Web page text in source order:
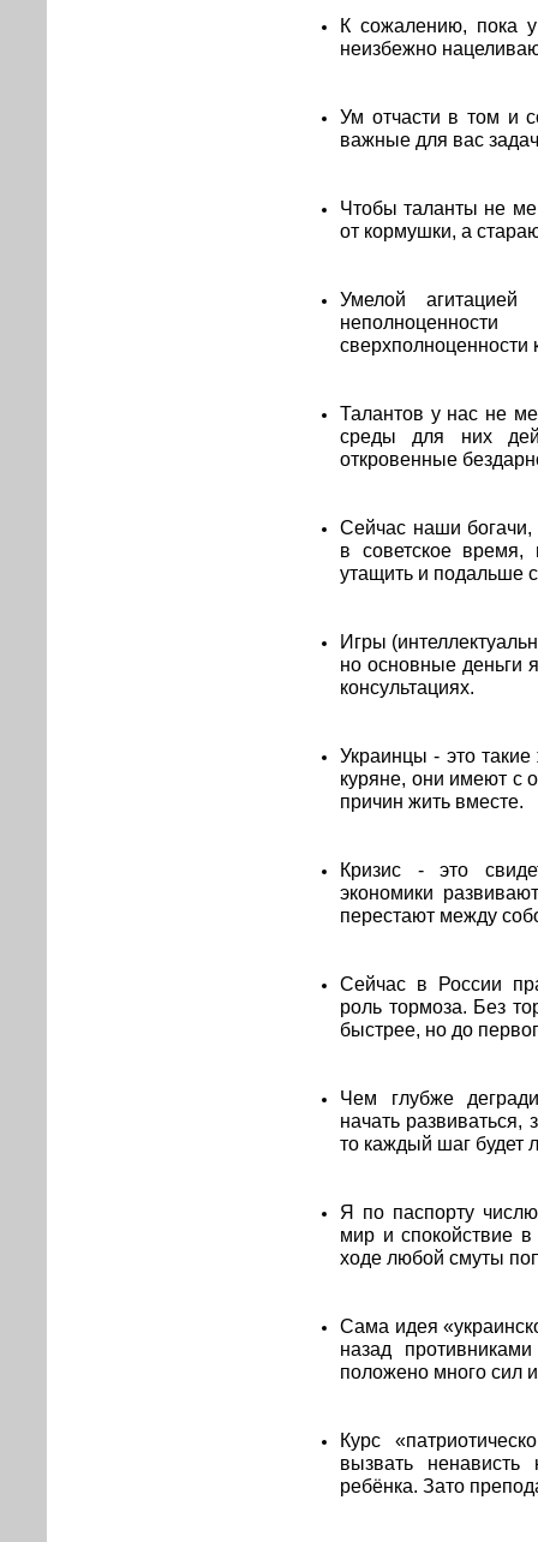
К сожалению, пока
неизбежно
Ум отчасти в том и
важные для вас
Чтобы таланты не
от кормушки, а
Умелой
сверхполноценности
Талантов у нас не
среды для них
откровенные
Сейчас наши
в советское время,
утащить и подальше
Игры
но основные деньги
консультациях.
Украинцы - это такие
куряне, они имеют с
причин жить вместе.
Кризис - это
экономики
перестают между
Сейчас в России
роль тормоза. Без
быстрее, но до
Чем глубже
начать развиваться,
то каждый шаг будет
Я по паспорту
мир и спокойствие
ходе любой смуты
Сама идея
назад
положено много сил
Курс
вызвать
ребёнка. Зато